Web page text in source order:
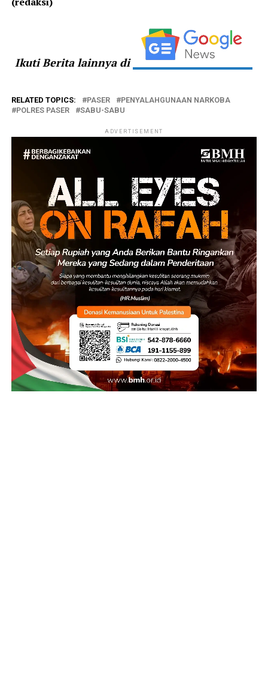
Ikuti Berita lainnya di
RELATED TOPICS: PASER
PENYALAHGUNAAN NARKOBA
POLRES PASER
SABU-SABU
ADVERTISEMENT